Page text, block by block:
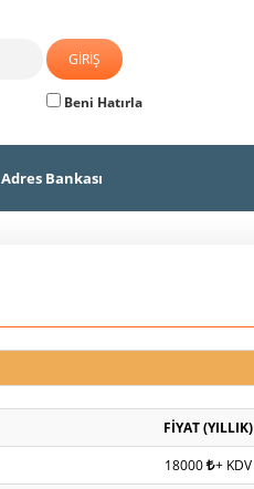
Beni Hatırla
Adres Bankası
FİYAT (YILLIK)
18000 + KDV